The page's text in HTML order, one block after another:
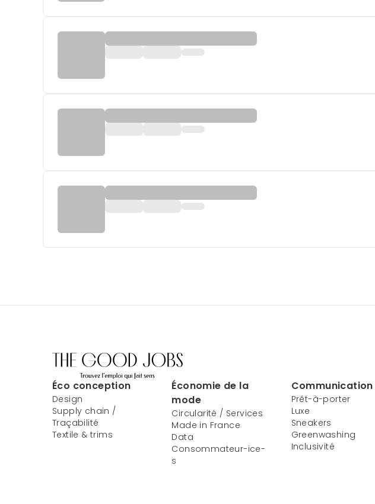
Éco conception
Design
Supply chain /
Traçabilité
Textile & trims
Économie de la
mode
Circularité / Services
Made in France
Data
Consommateur-ice-
s
Communication
Prêt-à-porter
Luxe
Sneakers
Greenwashing
Inclusivité